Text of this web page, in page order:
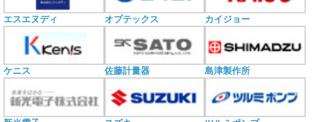
エスエヌディ オプテックス カイジョー
ケニス 佐藤計量器 島津製作所